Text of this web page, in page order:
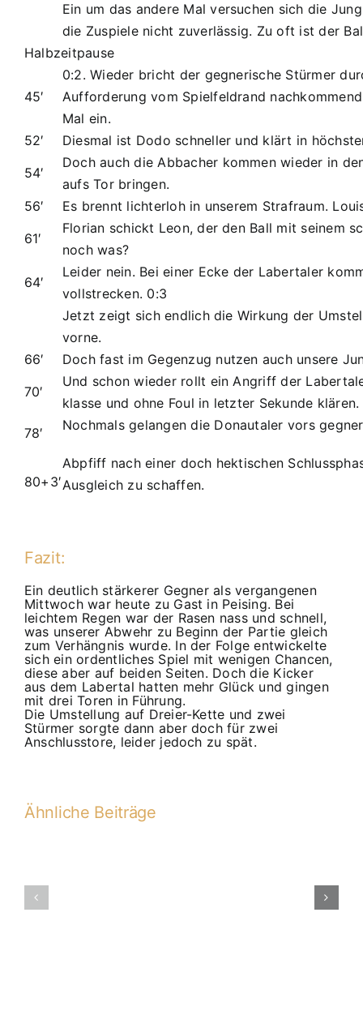
Ein um das andere Mal versuchen sich die
die Zuspiele nicht zuverlässig. Zu oft ist der
Halbzeitpause
45′
0:2. Wieder bricht der gegnerische Stürmer
Aufforderung vom Spielfeldrand
Mal ein.
52′
Diesmal ist Dodo schneller und klärt in
54′
Doch auch die Abbacher kommen wieder in
aufs Tor bringen.
56′
Es brennt lichterloh in unserem Strafraum.
61′
Florian schickt Leon, der den Ball mit seinem
noch was?
64′
Leider nein. Bei einer Ecke der Labertaler
vollstrecken. 0:3
Jetzt zeigt sich endlich die Wirkung der
vorne.
66′
Doch fast im Gegenzug nutzen auch unsere
70′
Und schon wieder rollt ein Angriff der
klasse und ohne Foul in letzter Sekunde klären.
78′
Nochmals gelangen die Donautaler vors
80+3′
Abpfiff nach einer doch hektischen
Ausgleich zu schaffen.
Fazit:
Ein deutlich stärkerer Gegner als vergangenen
Mittwoch war heute zu Gast in Peising. Bei
leichtem Regen war der Rasen nass und schnell,
was unserer Abwehr zu Beginn der Partie gleich
zum Verhängnis wurde. In der Folge entwickelte
sich ein ordentliches Spiel mit wenigen Chancen,
diese aber auf beiden Seiten. Doch die Kicker
aus dem Labertal hatten mehr Glück und gingen
mit drei Toren in Führung.
Die Umstellung auf Dreier-Kette und zwei
Stürmer sorgte dann aber doch für zwei
Anschlusstore, leider jedoch zu spät.
Ähnliche Beiträge
Junioren: